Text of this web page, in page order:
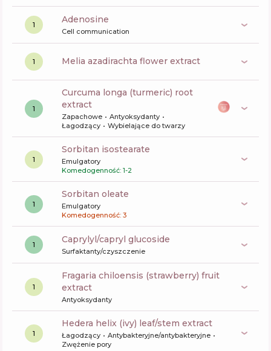
1 Adenosine
Cell communication
1 melia azadirachta flower extract
1
curcuma longa (turmeric) root
extract
Zapachowe
Antyoksydanty
Łagodzący
Wybielające do twarzy
1
sorbitan isostearate
Emulgatory
Komedogenność: 1-2
1
sorbitan oleate
Emulgatory
Komedogenność: 3
1 caprylyl/capryl glucoside
Surfaktanty/czyszczenie
1
fragaria chiloensis (strawberry) fruit
extract
Antyoksydanty
1
hedera helix (ivy) leaf/stem extract
Łagodzący
Antybakteryjne/antybakteryjne
Zwężenie pory